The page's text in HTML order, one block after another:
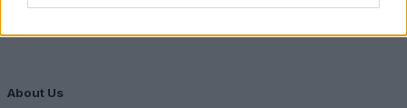
About Us